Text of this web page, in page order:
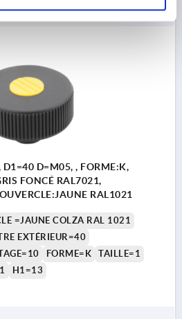
D1=40 D=M05, , FORME:K,
FONCÉ RAL7021,
RAL1021
=JAUNE COLZA RAL 1021
EXTÉRIEUR=40
FORME=K
TAILLE=1
H1=13